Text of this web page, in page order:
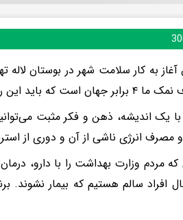
به کار سلامت شهر در بوستان
این روند اصلاح شود.
یک اندیشه، ذهن و فکر مثبت
مصرف انرژی ناشی از آن و دوری از
مردم وزارت بهداشت را با دارو،
افراد سالم هستیم که بیمار نشوند.